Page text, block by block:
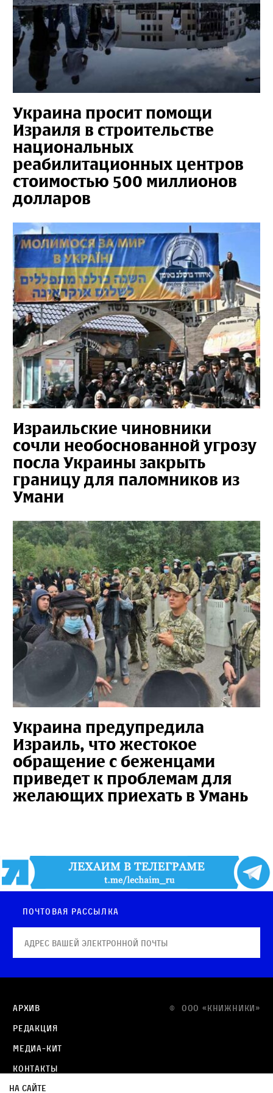
Украина просит помощи
Израиля в строительстве
национальных
реабилитационных центров
стоимостью 500 миллионов
долларов
Израильские чиновники
сочли необоснованной угрозу
посла Украины закрыть
границу для паломников из
Умани
Украина предупредила
Израиль, что жестокое
обращение с беженцами
приведет к проблемам для
желающих приехать в Умань
Почтовая рассылка
© OOO «КНИЖНИКИ»
Архив
Редакция
Медиа-кит
Контакты
Политика в отношении обработки персональных
На сайте